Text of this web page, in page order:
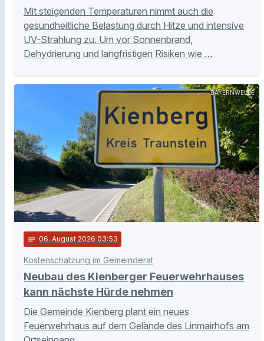
Mit steigenden Temperaturen nimmt auch die
gesundheitliche Belastung durch Hitze und intensive
UV-Strahlung zu. Um vor Sonnenbrand,
Dehydrierung und langfristigen Risiken wie …
BAYERNWELLE
notes 06. August 2026 03:53
Kostenschätzung im Gemeinderat
Neubau des Kienberger Feuerwehrhauses
kann nächste Hürde nehmen
Die Gemeinde Kienberg plant ein neues
Feuerwehrhaus auf dem Gelände des Linmairhofs am